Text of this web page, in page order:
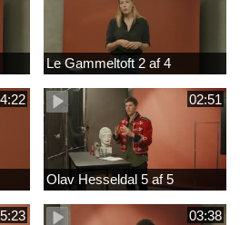
Le Gammeltoft 2 af 4
02:51
Olav Hesseldal 5 af 5
03:38